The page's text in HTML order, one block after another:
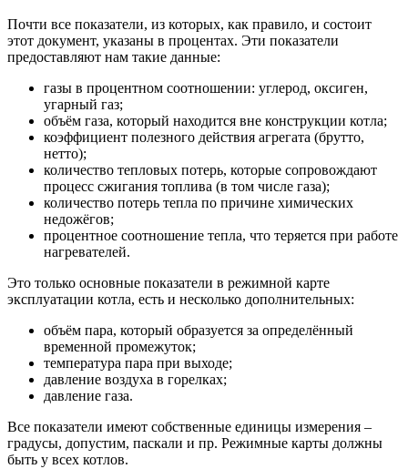
Почти все показатели, из которых, как правило, и состоит
этот документ, указаны в процентах. Эти показатели
предоставляют нам такие данные:
газы в процентном соотношении: углерод, оксиген,
угарный газ;
объём газа, который находится вне конструкции котла;
коэффициент полезного действия агрегата (брутто,
нетто);
количество тепловых потерь, которые сопровождают
процесс сжигания топлива (в том числе газа);
количество потерь тепла по причине химических
недожёгов;
процентное соотношение тепла, что теряется при работе
нагревателей.
Это только основные показатели в режимной карте
эксплуатации котла, есть и несколько дополнительных:
объём пара, который образуется за определённый
временной промежуток;
температура пара при выходе;
давление воздуха в горелках;
давление газа.
Все показатели имеют собственные единицы измерения –
градусы, допустим, паскали и пр. Режимные карты должны
быть у всех котлов.